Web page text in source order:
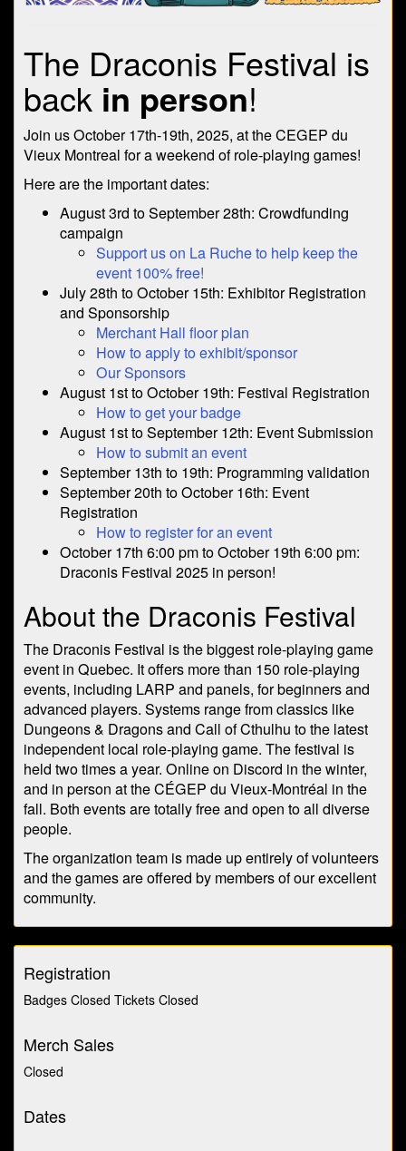
The Draconis Festival is
back in person!
Join us October 17th-19th, 2025, at the CEGEP du
Vieux Montreal for a weekend of role-playing games!
Here are the important dates:
August 3rd to September 28th: Crowdfunding
campaign
Support us on La Ruche to help keep the
event 100% free!
July 28th to October 15th: Exhibitor Registration
and Sponsorship
Merchant Hall floor plan
How to apply to exhibit/sponsor
Our Sponsors
August 1st to October 19th: Festival Registration
How to get your badge
August 1st to September 12th: Event Submission
How to submit an event
September 13th to 19th: Programming validation
September 20th to October 16th: Event
Registration
How to register for an event
October 17th 6:00 pm to October 19th 6:00 pm:
Draconis Festival 2025 in person!
About the Draconis Festival
The Draconis Festival is the biggest role-playing game
event in Quebec. It offers more than 150 role-playing
events, including LARP and panels, for beginners and
advanced players. Systems range from classics like
Dungeons & Dragons and Call of Cthulhu to the latest
independent local role-playing game. The festival is
held two times a year. Online on Discord in the winter,
and in person at the CÉGEP du Vieux-Montréal in the
fall. Both events are totally free and open to all diverse
people.
The organization team is made up entirely of volunteers
and the games are offered by members of our excellent
community.
Registration
Badges Closed Tickets Closed
Merch Sales
Closed
Dates